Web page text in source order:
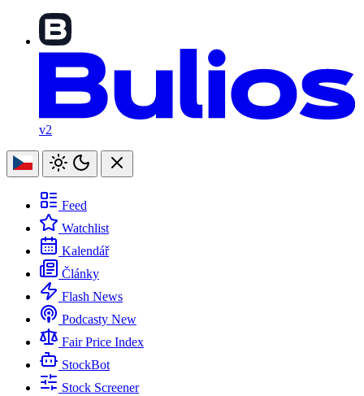
v2
Feed
Watchlist
Kalendář
Články
Flash News
Podcasty New
Fair Price Index
StockBot
Stock Screener